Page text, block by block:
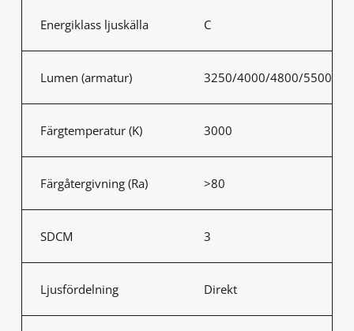
Energiklass ljuskälla C
Lumen (armatur) 3250/4000/4800/5500
Färgtemperatur (K) 3000
Färgåtergivning (Ra) >80
SDCM 3
Ljusfördelning Direkt